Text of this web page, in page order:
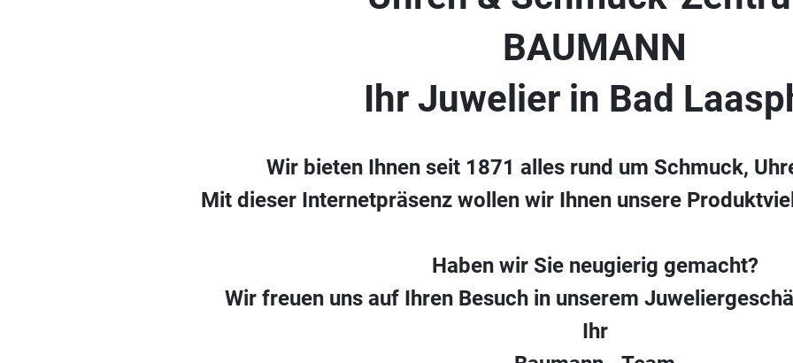
BAUMANN
Ihr Juwelier in Bad
Wir bieten Ihnen seit 1871 alles rund um Schmuck,
Mit dieser Internetpräsenz wollen wir Ihnen unsere
Haben wir Sie neugierig gemacht?
Wir freuen uns auf Ihren Besuch in unserem
Ihr